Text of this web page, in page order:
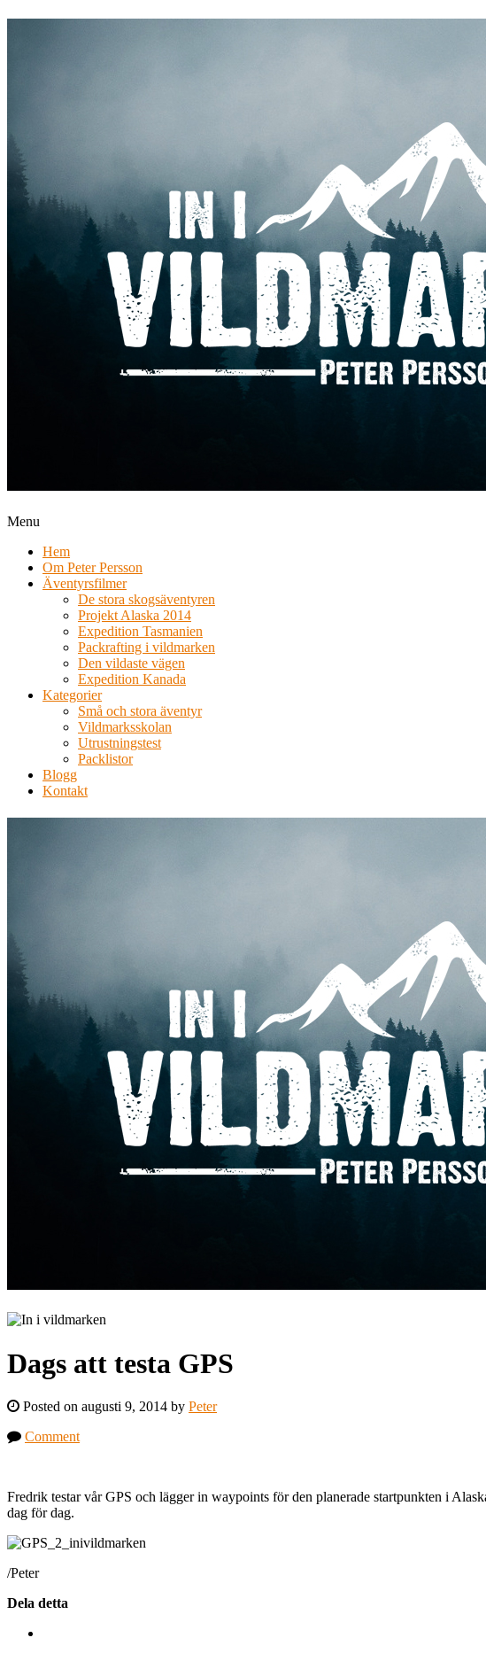
Menu
Hem
Om Peter Persson
Äventyrsfilmer
De stora skogsäventyren
Projekt Alaska 2014
Expedition Tasmanien
Packrafting i vildmarken
Den vildaste vägen
Expedition Kanada
Kategorier
Små och stora äventyr
Vildmarksskolan
Utrustningstest
Packlistor
Blogg
Kontakt
Dags att testa GPS
Posted on augusti 9, 2014 by Peter
Comment
Fredrik testar vår GPS och lägger in waypoints för den planerade startpunkten i
dag för dag.
/Peter
Dela detta